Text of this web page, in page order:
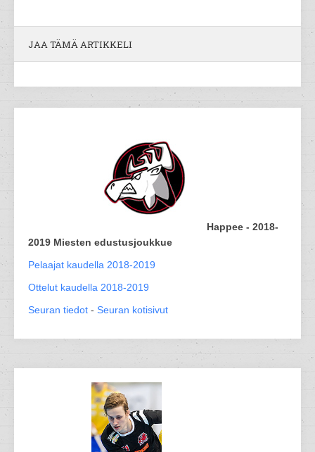
JAA TÄMÄ ARTIKKELI
Happee - 2018-
2019 Miesten edustusjoukkue
Pelaajat kaudella 2018-2019
Ottelut kaudella 2018-2019
Seuran tiedot - Seuran kotisivut